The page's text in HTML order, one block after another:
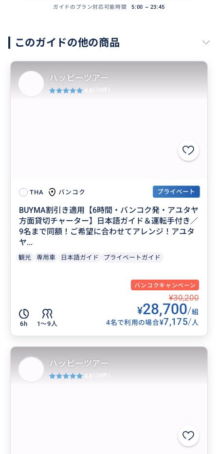
ガイドのプラン対応可能時間 5:00 ~ 23:45
このガイドの他の商品
THA バンコク プライベート
BUYMA割引き適用【6時間・バンコク発・アユタヤ
方面貸切チャーター】日本語ガイド＆運転手付き／
9名まで同額！ご希望に合わせてアレンジ！アユタ
ヤ...
観光 専用車 日本語ガイド プライベートガイド
バンコクキャンペーン
6h 1〜9人
¥30,200
¥28,700/組
4名で利用の場合¥7,175/人
ハッピーツアー
4.8 (26件)
ハッピーツアー
4.8 (26件)